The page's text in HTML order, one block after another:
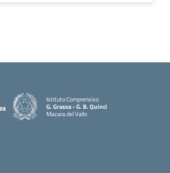
Istituto Comprensivo
G. Grassa - G. B. Quinci
Mazara del Vallo